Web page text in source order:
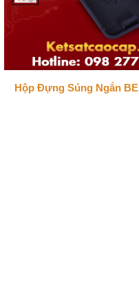
Hộp Đựng Súng Ngắn